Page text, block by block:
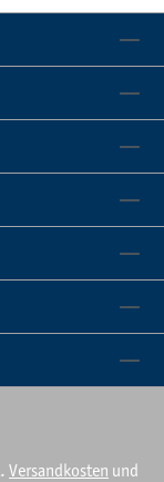
Versandkosten und